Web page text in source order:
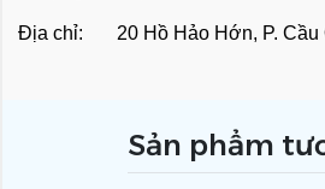
Địa chỉ: 20 Hồ Hảo Hớn, P. Cầu
Sản phẩm